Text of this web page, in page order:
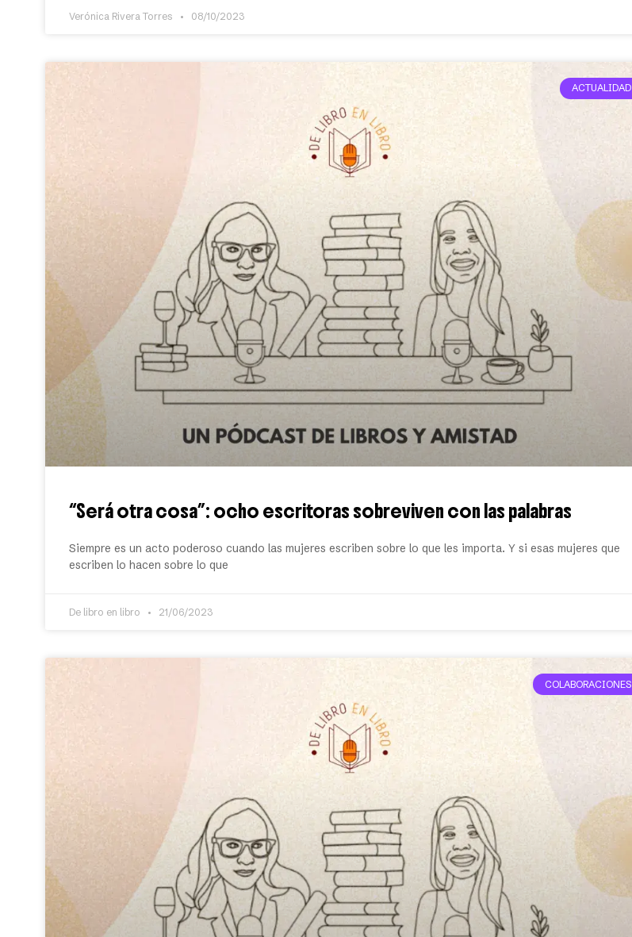
Verónica Rivera Torres 08/10/2023
ACTUALIDAD
“Será otra cosa”: ocho escritoras sobreviven con las palabras
Siempre es un acto poderoso cuando las mujeres escriben sobre lo que les importa. Y si esas mujeres que
escriben lo hacen sobre lo que
De libro en libro 21/06/2023
COLABORACIONES